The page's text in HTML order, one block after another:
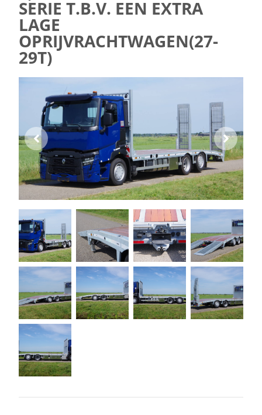
SERIE T.B.V. EEN EXTRA
LAGE
OPRIJVRACHTWAGEN(27-
29T)